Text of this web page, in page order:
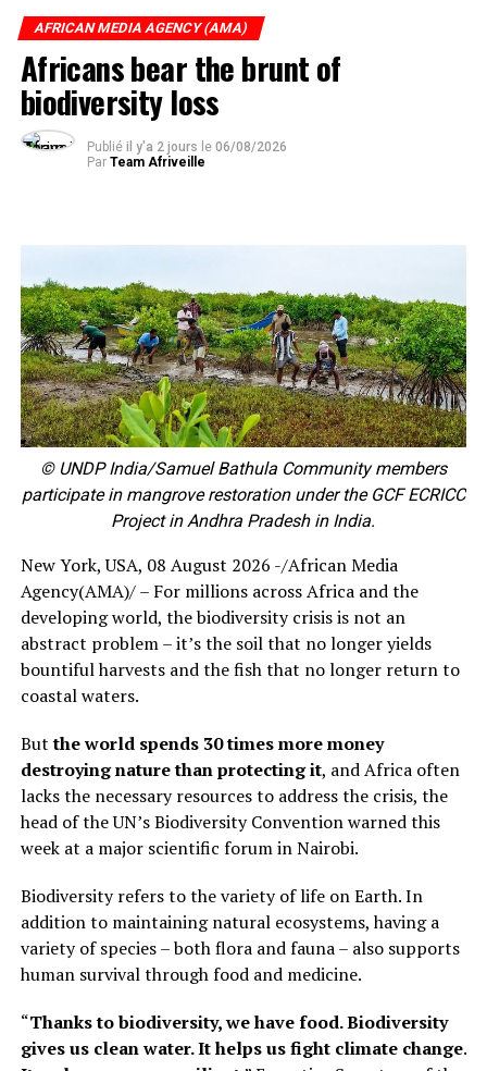
AFRICAN MEDIA AGENCY (AMA)
Africans bear the brunt of
biodiversity loss
Publié il y'a 2 jours le 06/08/2026
Par Team Afriveille
© UNDP India/Samuel Bathula Community members
participate in mangrove restoration under the GCF ECRICC
Project in Andhra Pradesh in India.
New York, USA, 08 August 2026 -/African Media
Agency(AMA)/ – For millions across Africa and the
developing world, the biodiversity crisis is not an
abstract problem – it’s the soil that no longer yields
bountiful harvests and the fish that no longer return to
coastal waters.
Butthe world spends 30 times more money
destroying nature than protecting it, and Africa often
lacks the necessary resources to address the crisis, the
head of the UN’s Biodiversity Convention warned this
week at a major scientific forum in Nairobi.
Biodiversity refers to the variety of life on Earth. In
addition to maintaining natural ecosystems, having a
variety of species – both flora and fauna – also supports
human survival through food and medicine.
“Thanks to biodiversity, we have food. Biodiversity
gives us clean water. It helps us fight climate change.